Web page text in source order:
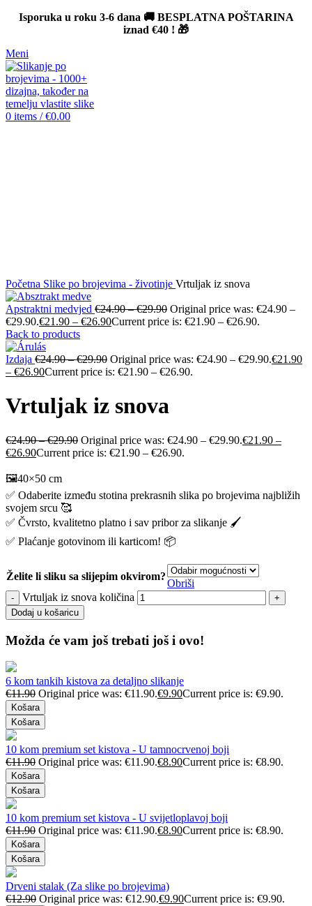
Isporuka u roku 3-6 dana 🚚 BESPLATNA POŠTARINA
iznad €40 ! 🎁
Meni
0 items / €0.00
Početna Slike po brojevima - životinje Vrtuljak iz snova
Apstraktni medvjed €24.90–€29.90 Original price was: €24.90 –
€29.90.€21.90 – €26.90Current price is: €21.90 – €26.90.
Back to products
Izdaja €24.90–€29.90 Original price was: €24.90 – €29.90.€21.90
– €26.90Current price is: €21.90 – €26.90.
Vrtuljak iz snova
€24.90–€29.90 Original price was: €24.90 – €29.90.€21.90 –
€26.90Current price is: €21.90 – €26.90.
🖼️40×50 cm
✅ Odaberite između stotina prekrasnih slika po brojevima najbližih
svojem srcu 🥰
✅ Čvrsto, kvalitetno platno i sav pribor za slikanje 🖌️
✅ Plaćanje gotovinom ili karticom! 📦
Želite li sliku sa slijepim okvirom?
Obriši
Vrtuljak iz snova količina
Dodaj u košaricu
Možda će vam još trebati još i ovo!
6 kom tankih kistova za detaljno slikanje
€11.90 Original price was: €11.90.€9.90Current price is: €9.90.
Košara
Košara
10 kom premium set kistova - U tamnocrvenoj boji
€11.90 Original price was: €11.90.€8.90Current price is: €8.90.
Košara
Košara
10 kom premium set kistova - U svijetloplavoj boji
€11.90 Original price was: €11.90.€8.90Current price is: €8.90.
Košara
Košara
Drveni stalak (Za slike po brojevima)
€12.90 Original price was: €12.90.€9.90Current price is: €9.90.